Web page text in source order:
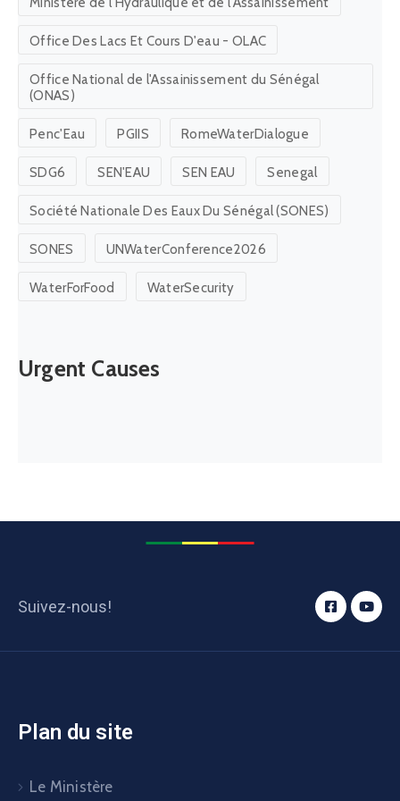
Office Des Lacs Et Cours D'eau - OLAC
Office National de l'Assainissement du Sénégal
(ONAS)
Penc'Eau PGIIS RomeWaterDialogue
SDG6 SEN'EAU SEN EAU Senegal
Société Nationale Des Eaux Du Sénégal (SONES)
SONES UNWaterConference2026
WaterForFood WaterSecurity
Urgent Causes
Suivez-nous!
Plan du site
Le Ministère